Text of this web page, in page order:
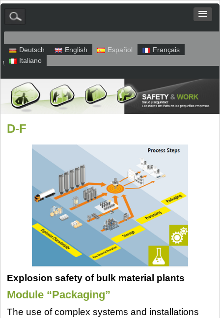
Deutsch English Español
Français
Italiano
sitio web Aviso legal
D-F
Explosion safety of bulk material plants
Module “Packaging”
The use of complex systems and installations